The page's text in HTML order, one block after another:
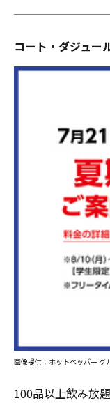
コート・ダジュー
100品以上飲み放
画像提供：ホットペッパー グ